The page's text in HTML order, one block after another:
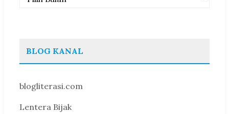
BLOG KANAL
blogliterasi.com
Lentera Bijak